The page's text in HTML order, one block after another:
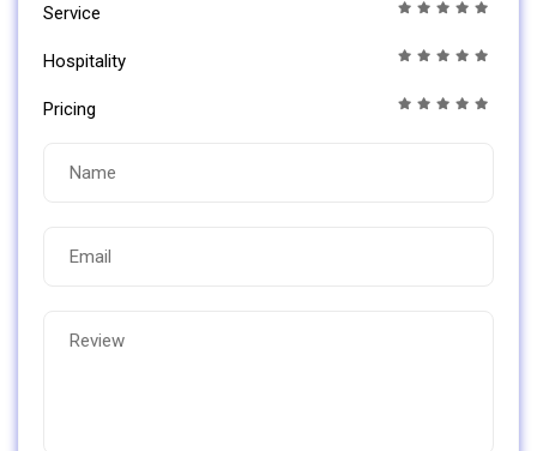
Service
Hospitality
Pricing